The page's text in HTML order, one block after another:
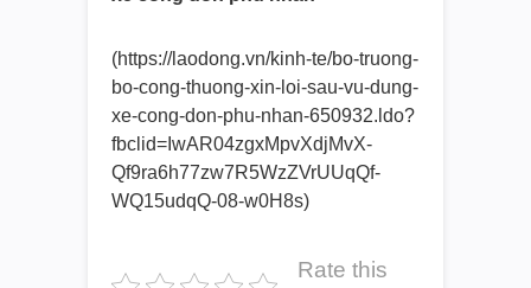
(https://laodong.vn/kinh-te/bo-truong-
bo-cong-thuong-xin-loi-sau-vu-dung-
xe-cong-don-phu-nhan-650932.ldo?
fbclid=IwAR04zgxMpvXdjMvX-
Qf9ra6h77zw7R5WzZVrUUqQf-
WQ15udqQ-08-w0H8s)
Rate this